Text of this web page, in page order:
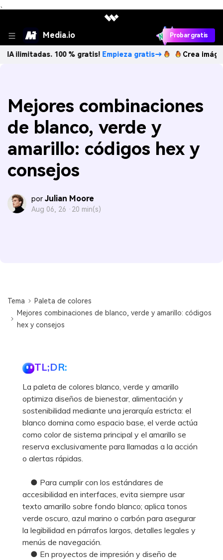
、
Media.io Probar gratis
100 % gratis!Empieza gratis→ Crea imágenes IA
Mejores combinaciones
de blanco, verde y
amarillo: códigos hex y
consejos
por Julian Moore
Aug 06, 26 · 20 min(s)
Tema
Paleta de colores
Mejores combinaciones de blanco, verde y amarillo: códigos
hex y consejos
TL;DR:
La paleta de colores blanco, verde y amarillo
optimiza diseños de bienestar, alimentación y
sostenibilidad mediante una jerarquía estricta: el
blanco domina como espacio base, el verde actúa
como color de sistema principal y el amarillo se
reserva exclusivamente para llamadas a la acción
o alertas rápidas.
● Para cumplir con los estándares de
accesibilidad en interfaces, evita siempre usar
texto amarillo sobre fondo blanco; aplica tonos
verde oscuro, azul marino o carbón para asegurar
la legibilidad en párrafos largos, detalles legales y
menús de navegación.
● En proyectos de impresión y diseño de